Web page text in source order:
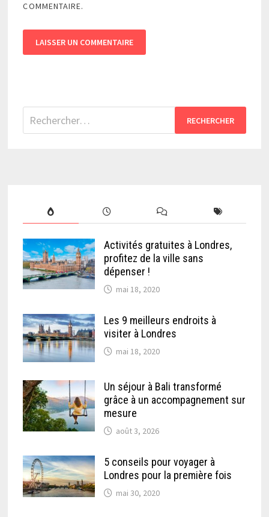
COMMENTAIRE.
Rechercher :
Activités gratuites à Londres,
profitez de la ville sans
dépenser !
mai 18, 2020
Les 9 meilleurs endroits à
visiter à Londres
mai 18, 2020
Un séjour à Bali transformé
grâce à un accompagnement sur
mesure
août 3, 2026
5 conseils pour voyager à
Londres pour la première fois
mai 30, 2020